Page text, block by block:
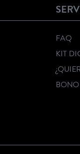
FAQ
KIT